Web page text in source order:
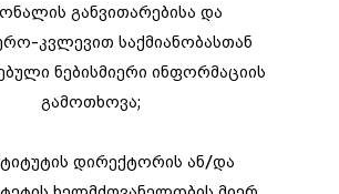
განვითარებისა და
კვლევით საქმიანობასთან
ნებისმიერი ინფორმაციის
გამოთხოვა;
დირექტორის ან/და